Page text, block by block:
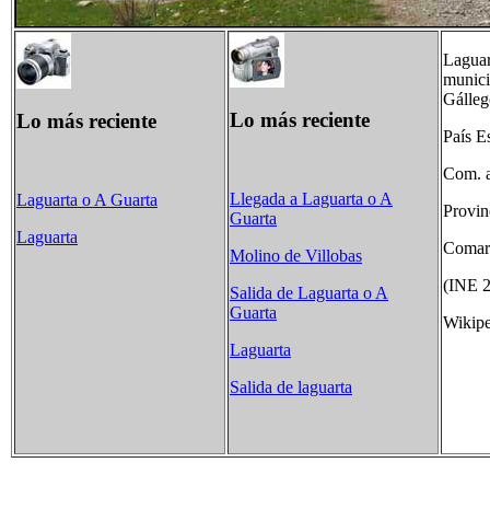
Lo más reciente
Laguarta o A Guarta
Laguarta
Lo más reciente
Llegada a Laguarta o A
Guarta
Molino de Villobas
Salida de Laguarta o A
Guarta
Laguarta
Salida de laguarta
País
Com.
(INE